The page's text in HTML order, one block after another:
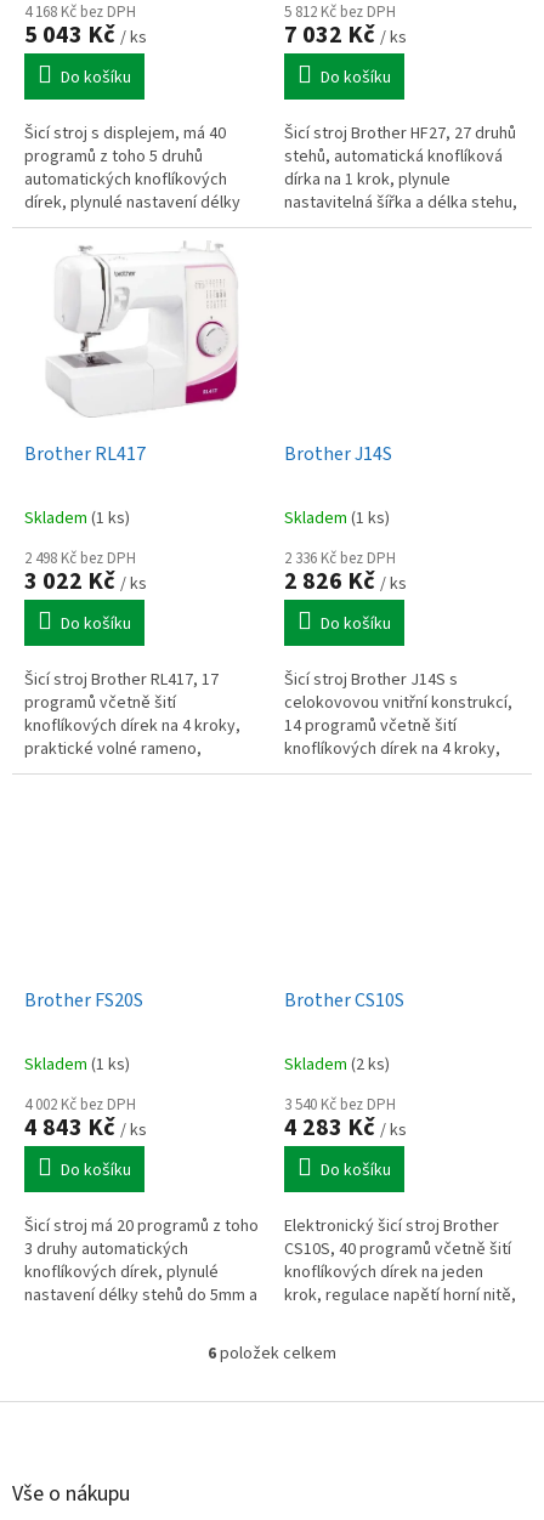
4 168 Kč bez DPH
5 043 Kč / ks
Do košíku
Šicí stroj s displejem, má 40
programů z toho 5 druhů
automatických knoflíkových
dírek, plynulé nastavení délky
stehů do 5mm a šířky stehů do
7mm, elektronicky
nastavitelná...
5 812 Kč bez DPH
7 032 Kč / ks
Do košíku
Šicí stroj Brother HF27, 27 druhů
stehů, automatická knoflíková
dírka na 1 krok, plynule
nastavitelná šířka a délka stehu,
moderní rotační chapač,
Brother RL417
Skladem (1 ks)
2 498 Kč bez DPH
3 022 Kč / ks
Do košíku
Šicí stroj Brother RL417, 17
programů včetně šití
knoflíkových dírek na 4 kroky,
praktické volné rameno,
zapošití stehu zpátečkou
Brother J14S
Skladem (1 ks)
2 336 Kč bez DPH
2 826 Kč / ks
Do košíku
Šicí stroj Brother J14S s
celokovovou vnitřní konstrukcí,
14 programů včetně šití
knoflíkových dírek na 4 kroky,
praktické volné rameno,
Brother FS20S
Skladem (1 ks)
4 002 Kč bez DPH
4 843 Kč / ks
Do košíku
Šicí stroj má 20 programů z toho
3 druhy automatických
knoflíkových dírek, plynulé
nastavení délky stehů do 5mm a
Brother CS10S
Skladem (2 ks)
3 540 Kč bez DPH
4 283 Kč / ks
Do košíku
Elektronický šicí stroj Brother
CS10S, 40 programů včetně šití
knoflíkových dírek na jeden
krok, regulace napětí horní nitě,
stehu do 7 mm a délky do...
O
l
6položek celkem
Z
Vše o nákupu